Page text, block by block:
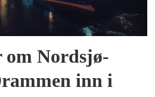
om Nordsjø-
inn i